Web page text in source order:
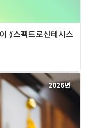
⟪스펙트로신테시스
2026년